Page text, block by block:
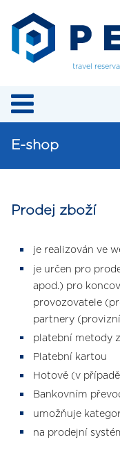
travel
E-shop
Prodej zboží
je realizován ve
je určen pro
apod.) pro
provozovatele
partnery
platební metody
Platební kartou
Hotově (v
Bankovním
umožňuje
na prodejní